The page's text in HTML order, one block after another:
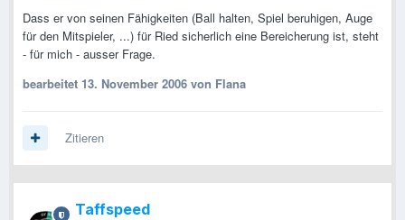
Dass er von seinen Fähigkeiten (Ball halten, Spiel beruhigen, Auge
für den Mitspieler, ...) für Ried sicherlich eine Bereicherung ist, steht
- für mich - ausser Frage.
bearbeitet 13. November 2006 von Flana
Zitieren
Taffspeed